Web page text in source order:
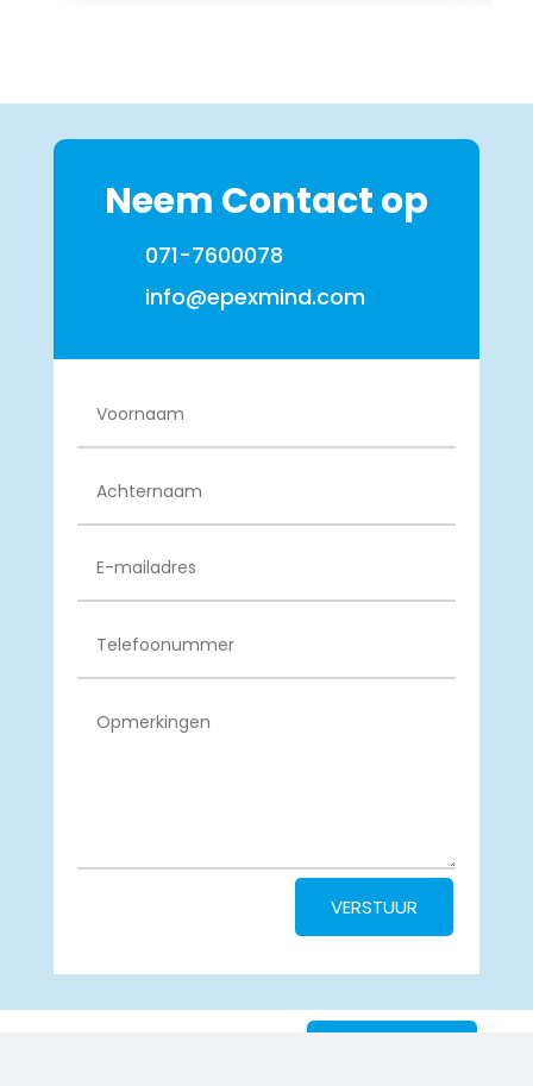
Neem Contact op
071-7600078
info@epexmind.com
VERSTUUR